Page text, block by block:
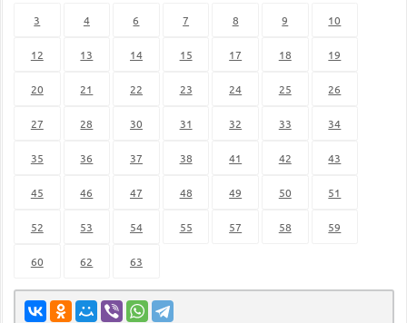
3 4 6 7 8 9 10
12 13 14 15 17 18 19
20 21 22 23 24 25 26
27 28 30 31 32 33 34
35 36 37 38 41 42 43
45 46 47 48 49 50 51
52 53 54 55 57 58 59
60 62 63